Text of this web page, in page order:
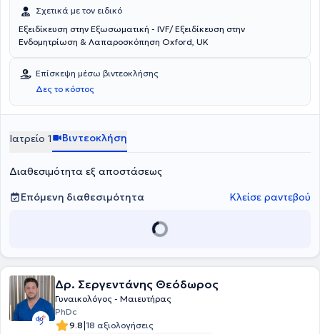
Σχετικά με τον ειδικό
Εξειδίκευση στην Εξωσωματική - IVF/ Εξειδίκευση στην
Ενδομητρίωση & Λαπαροσκόπηση Oxford, UK
Επίσκεψη μέσω βιντεοκλήσης
Δες το κόστος
Ιατρείο 1 Βιντεοκλήση
Διαθεσιμότητα εξ αποστάσεως
Επόμενη διαθεσιμότητα
Κλείσε ραντεβού
Δρ. Σεργεντάνης Θεόδωρος
Γυναικολόγος - Μαιευτήρας
PhDc
9.8|18 αξιολογήσεις